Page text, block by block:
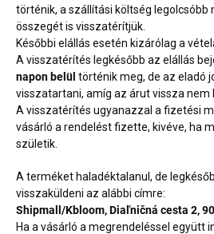
történik, a szállítási költség
összegét is visszatérítjük.
Későbbi elállás esetén kizárólag a
A visszatérítés legkésőbb az elállás
napon belül történik meg, de az eladó
visszatartani, amíg az árut vissza nem
A visszatérítés ugyanazzal a fizetési
vásárló a rendelést fizette, kivéve, ha
születik.
A terméket haladéktalanul, de
visszaküldeni az alábbi címre:
Shipmall/Kbloom, Diaľničná cesta 2,
Ha a vásárló a megrendeléssel együtt